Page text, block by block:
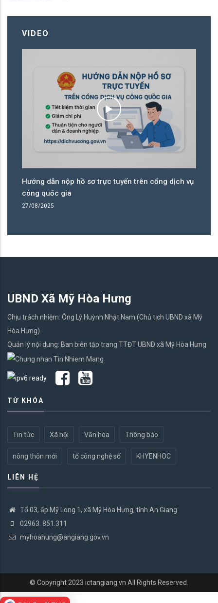
VIDEO
Hướng dẫn nộp hồ sơ trực tuyến trên cổng dịch vụ
công quốc gia
27/08/2025
UBND Xã Mỹ Hòa Hưng
Chịu trách nhiệm: Ông Lý Huỳnh Nhật Nam (Chủ tịch UBND xã Mỹ
Hòa Hưng)
Quản lý nội dung: Ban biên tập trang TTĐT UBND xã Mỹ Hòa Hưng
TỪ KHÓA
Tin tức Xã hội Văn hóa Thông báo
nông thôn mới tổ công nghệ số KHYENHOC
LIÊN HỆ
Tổ 03, ấp Mỹ Long 1, xã Mỹ Hòa Hưng, tỉnh An Giang
02963. 851.311
myhoahung@angiang.gov.vn
© Copyright 2023 ictangiang.vn All Rights Reserved.